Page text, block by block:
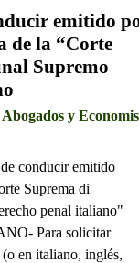
emitido
de la “Corte
Supremo
y
conducir emitido
Suprema di
penal italiano"
Para solicitar
(o en italiano, inglés,